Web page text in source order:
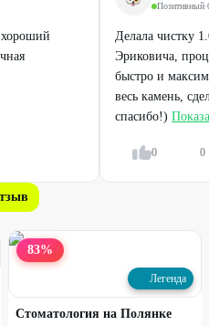
Позитивный·
Делала чистку
Эриковича,
быстро и
весь камень,
спасибо!)
0 0
83%
Легенда
Стоматология на Полянке